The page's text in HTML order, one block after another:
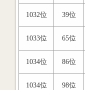
1032位 39位
1033位 65位
1034位 86位
1034位 98位